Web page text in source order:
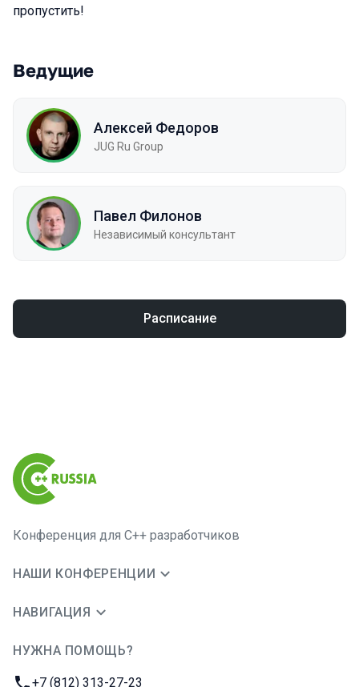
пропустить!
Ведущие
Алексей Федоров
JUG Ru Group
Павел Филонов
Независимый консультант
Расписание
Конференция для C++ разработчиков
НАШИ КОНФЕРЕНЦИИ
НАВИГАЦИЯ
НУЖНА ПОМОЩЬ?
Телефон:
+7 (812) 313-27-23